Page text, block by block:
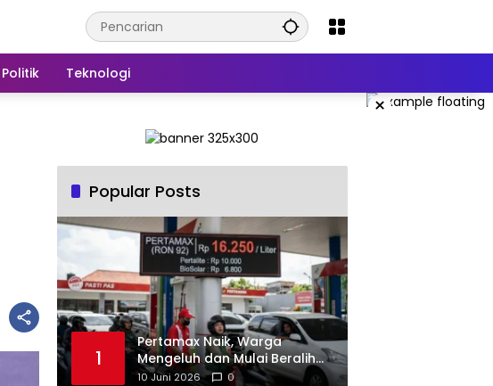
Politik Teknologi
×
Popular Posts
1
‎Pertamax Naik, Warga
Mengeluh dan Mulai Beralih
ke Pertalite Meski Harus Antre
10 Juni 2026 0